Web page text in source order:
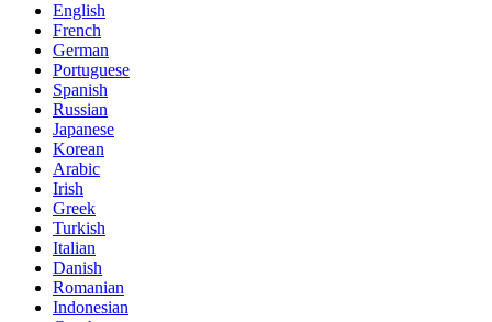
English
French
German
Portuguese
Spanish
Russian
Japanese
Korean
Arabic
Irish
Greek
Turkish
Italian
Danish
Romanian
Indonesian